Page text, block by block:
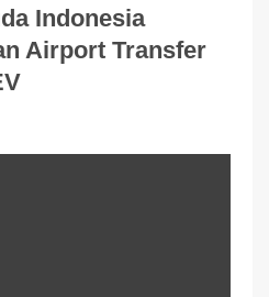
Indonesia
Airport Transfer